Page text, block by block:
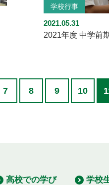
学校行事
2021.05.31
2021年度 中学前
7 8 9 10
高校での学び 学校